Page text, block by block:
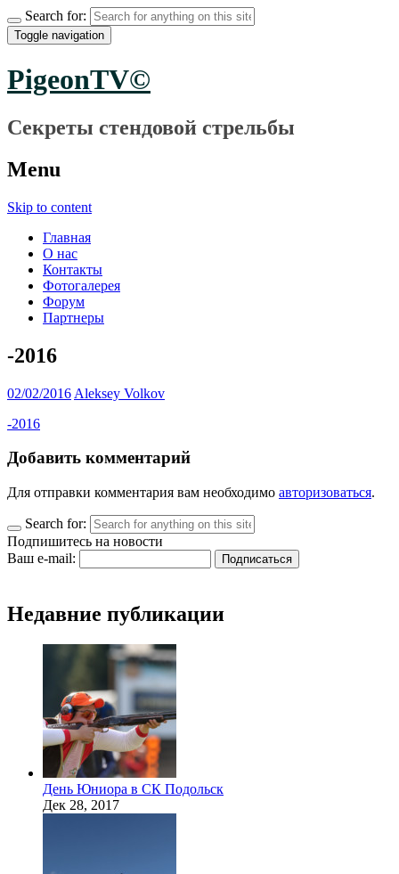
Search for:
Toggle navigation
PigeonTV©
Секреты стендовой стрельбы
Menu
Skip to content
Главная
О нас
Контакты
Фотогалерея
Форум
Партнеры
-2016
02/02/2016 Aleksey Volkov
-2016
Добавить комментарий
Для отправки комментария вам необходимо авторизоваться.
Search for:
Подпишитесь на новости
Ваш e-mail:
Недавние публикации
День Юниора в СК Подольск
Дек 28, 2017